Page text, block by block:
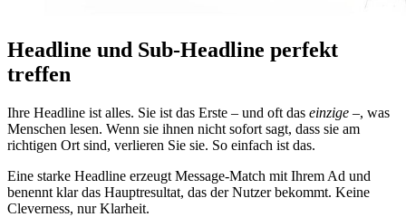
Headline und Sub-Headline perfekt
treffen
Ihre Headline ist alles. Sie ist das Erste – und oft das einzige –, was
Menschen lesen. Wenn sie ihnen nicht sofort sagt, dass sie am
richtigen Ort sind, verlieren Sie sie. So einfach ist das.
Eine starke Headline erzeugt Message-Match mit Ihrem Ad und
benennt klar das Hauptresultat, das der Nutzer bekommt. Keine
Cleverness, nur Klarheit.